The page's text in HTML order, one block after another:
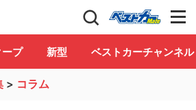
車情報誌「ベストカー」 Club
プ 新型 ベストカーチャンネル
> コラム